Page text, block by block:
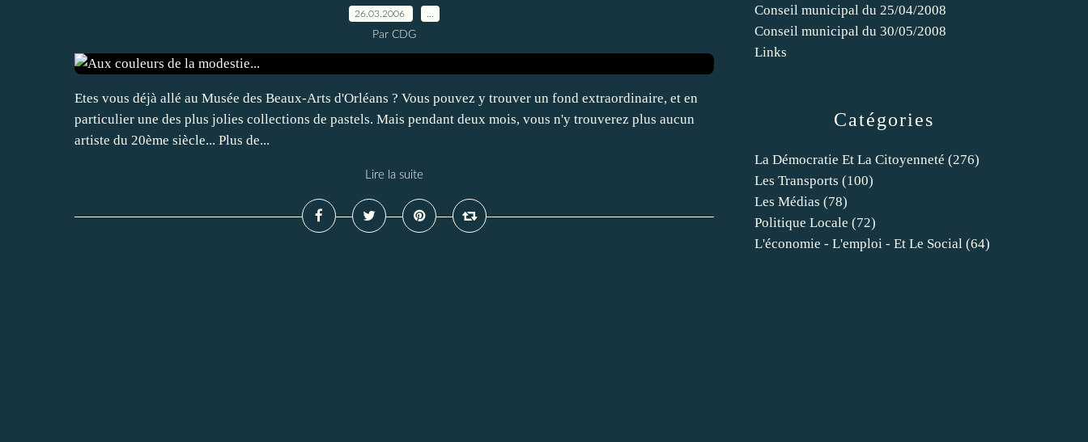
26.03.2006
Par CDG
Etes vous déjà allé au Musée des Beaux-Arts d'Orléans ? Vous pouvez y trouver un fond extraordinaire, et en
particulier une des plus jolies collections de pastels. Mais pendant deux mois, vous n'y trouverez plus aucun
artiste du 20ème siècle... Plus de...
Lire la suite
Catégories
La Démocratie Et La Citoyenneté (276)
Les Transports (100)
Les Médias (78)
Politique Locale (72)
L'économie - L'emploi - Et Le Social (64)
Conseil municipal du 25/04/2008
Conseil municipal du 30/05/2008
Links